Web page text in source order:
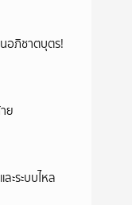
อภิชาตบุตร!
ย
ะระบบไหล